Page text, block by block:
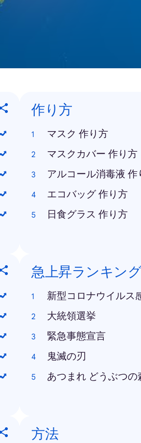
作り方
マスク 作り方
マスクカバー 作り方
アルコール消毒液 作
エコバッグ 作り方
日食グラス 作り方
急上昇ランキング
新型コロナウイルス
大統領選挙
緊急事態宣言
鬼滅の刃
あつまれ どうぶつの
方法